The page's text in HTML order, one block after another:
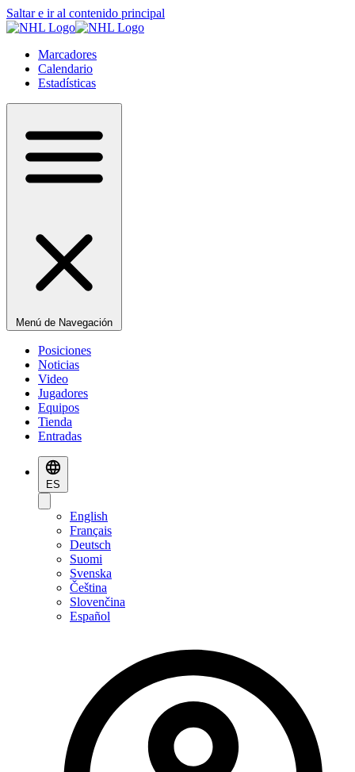
Saltar e ir al contenido principal
Marcadores
Calendario
Estadísticas
Menú de Navegación
Posiciones
Noticias
Video
Jugadores
Equipos
Tienda
Entradas
ES
English
Français
Deutsch
Suomi
Svenska
Čeština
Slovenčina
Español